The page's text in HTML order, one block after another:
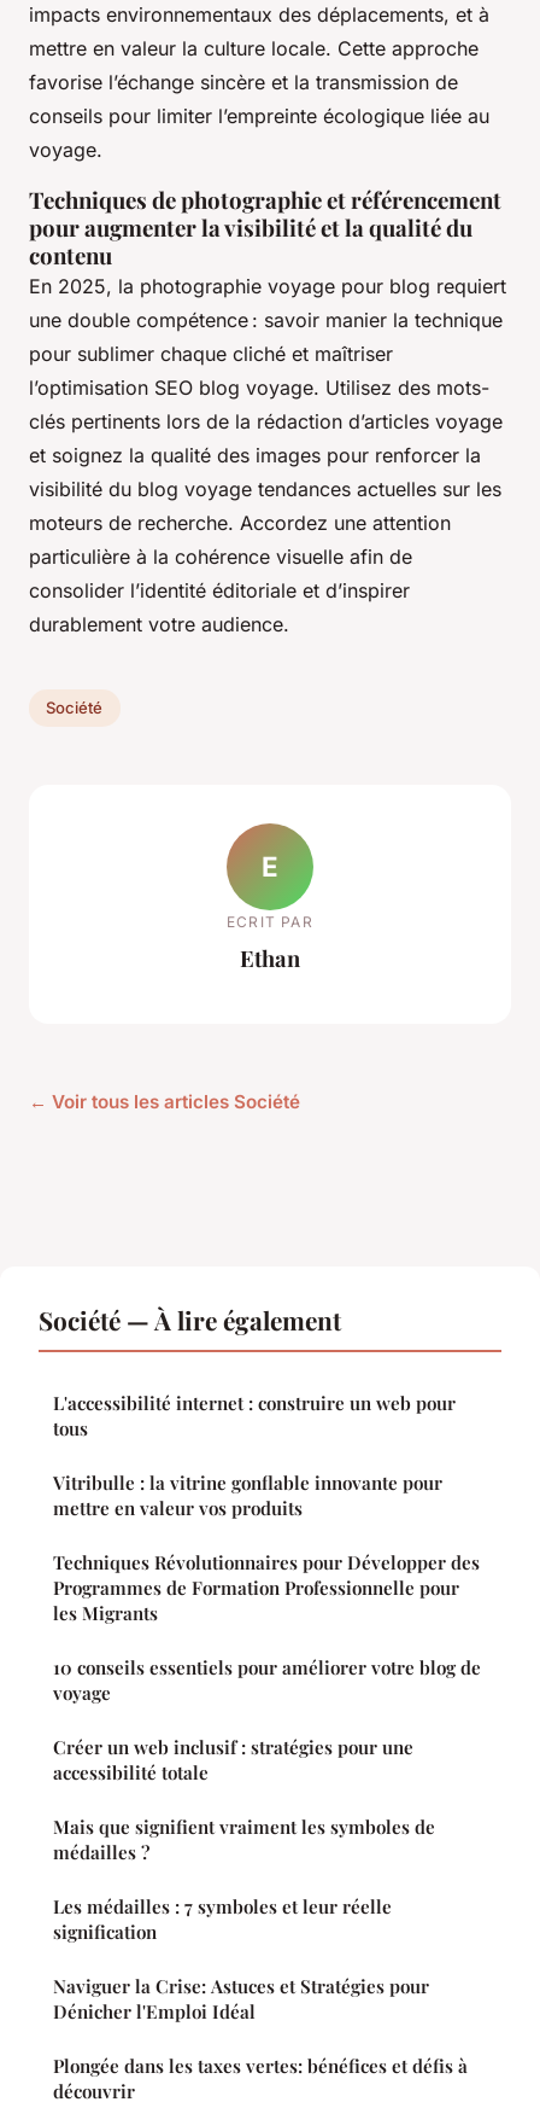
impacts environnementaux des déplacements, et à
mettre en valeur la culture locale. Cette approche
favorise l’échange sincère et la transmission de
conseils pour limiter l’empreinte écologique liée au
voyage.
Techniques de photographie et référencement
pour augmenter la visibilité et la qualité du
contenu
En 2025, la photographie voyage pour blog requiert
une double compétence : savoir manier la technique
pour sublimer chaque cliché et maîtriser
l’optimisation SEO blog voyage. Utilisez des mots-
clés pertinents lors de la rédaction d’articles voyage
et soignez la qualité des images pour renforcer la
visibilité du blog voyage tendances actuelles sur les
moteurs de recherche. Accordez une attention
particulière à la cohérence visuelle afin de
consolider l’identité éditoriale et d’inspirer
durablement votre audience.
Société
E
ECRIT PAR
Ethan
← Voir tous les articles Société
Société — À lire également
L'accessibilité internet : construire un web pour
tous
Vitribulle : la vitrine gonflable innovante pour
mettre en valeur vos produits
Techniques Révolutionnaires pour Développer des
Programmes de Formation Professionnelle pour
les Migrants
10 conseils essentiels pour améliorer votre blog de
voyage
Créer un web inclusif : stratégies pour une
accessibilité totale
Mais que signifient vraiment les symboles de
médailles ?
Les médailles : 7 symboles et leur réelle
signification
Naviguer la Crise: Astuces et Stratégies pour
Dénicher l'Emploi Idéal
Plongée dans les taxes vertes: bénéfices et défis à
découvrir